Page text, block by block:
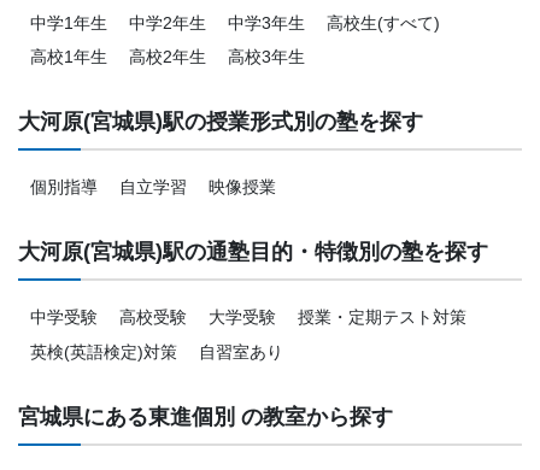
中学1年生
中学2年生 中学3年生
高校生(すべて)
高校1年生
高校2年生 高校3年生
大河原(宮城県)駅の授業形式別の塾を探す
個別指導 自立学習 映像授業
大河原(宮城県)駅の通塾目的・特徴別の塾を探す
中学受験 高校受験 大学受験
授業・定期テスト対策
英検(英語検定)対策
自習室あり
宮城県にある東進個別 の教室から探す